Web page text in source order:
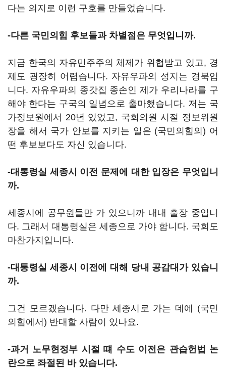
다는 의지로 이런 구호를 만들었습니다.
-다른 국민의힘 후보들과 차별점은 무엇입니까.
지금 한국의 자유민주주의 체제가 위협받고 있고, 경
제도 굉장히 어렵습니다. 자유우파의 성지는 경북입
니다. 자유우파의 종갓집 종손인 제가 우리나라를 구
해야 한다는 구국의 일념으로 출마했습니다. 저는 국
가정보원에서 20년 있었고, 국회의원 시절 정보위원
장을 해서 국가 안보를 지키는 일은 (국민의힘의) 어
떤 후보보다도 자신 있습니다.
-대통령실 세종시 이전 문제에 대한 입장은 무엇입니
까.
세종시에 공무원들만 가 있으니까 내내 출장 중입니
다. 그래서 대통령실은 세종으로 가야 합니다. 국회도
마찬가지입니다.
-대통령실 세종시 이전에 대해 당내 공감대가 있습니
까.
그건 모르겠습니다. 다만 세종시로 가는 데에 (국민
의힘에서) 반대할 사람이 있나요.
-과거 노무현정부 시절 떄 수도 이전은 관습헌법 논
란으로 좌절된 바 있습니다.